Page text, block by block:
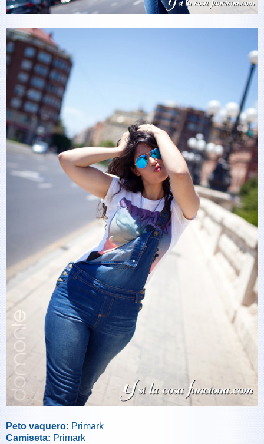
Peto vaquero: Primark
Camiseta: Primark